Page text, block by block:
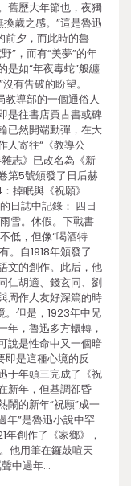
舊歷大年節也，夜獨
歲之感。”這是魯迅
前夕，而此時的魯
”，而有“美夢”的年
是如“年夜毒蛇”般纏
有告破的盼望。
教導部的一個通俗人
是往書店買古書或碑
已然開端動彈，在大
人寄往“《教導公
志》已改名為《新
第5號頒發了日后赫
掉眠與《祝願》
日誌中記錄： 四日
雪。休假。下戰書
低，但像“喝酒特
。自1918年頒發了
文的創作。此后，他
仁胡適、錢玄同、劉
周作人友好深篤的時
。但是，1923年中兄
年，魯迅多方輾轉，
說是性命中又一個暗
即是這種心境的反
于年頭三完成了《祝
新年，但基調卻昏
鬧的新年“祝願”成一
年”是魯迅小說中罕
年創作了《家鄉》，
他用筆在鑼鼓喧天
中過年…